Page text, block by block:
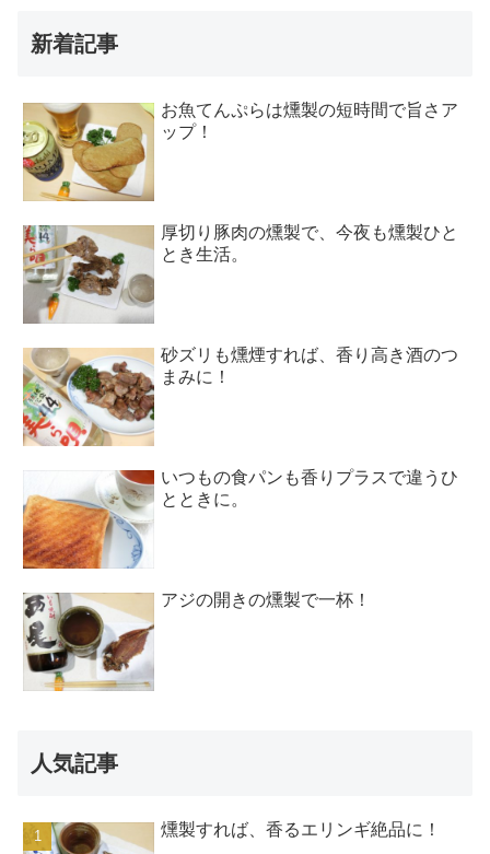
新着記事
お魚てんぷらは燻製の短時間で旨さア
ップ！
厚切り豚肉の燻製で、今夜も燻製ひと
とき生活。
砂ズリも燻煙すれば、香り高き酒のつ
まみに！
いつもの食パンも香りプラスで違うひ
とときに。
アジの開きの燻製で一杯！
人気記事
燻製すれば、香るエリンギ絶品に！